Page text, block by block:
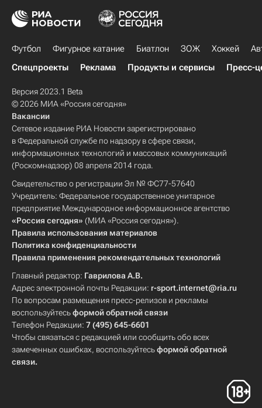
Футбол Фигурное катание Биатлон ЗОЖ Хоккей
Спецпроекты
Реклама Продукты и сервисы Пресс-
Версия 2023.1 Beta
© 2026 МИА «Россия сегодня»
Вакансии
Сетевое издание РИА Новости зарегистрировано
в Федеральной службе по надзору в сфере связи,
информационных технологий и массовых коммуникаций
(Роскомнадзор) 08 апреля 2014 года.
Свидетельство о регистрации Эл № ФС77-57640
Учредитель: Федеральное государственное унитарное
предприятие Международное информационное агентство
«Россия сегодня» (МИА «Россия сегодня»).
Правила использования материалов
Политика конфиденциальности
Правила применения рекомендательных технологий
Главный редактор: Гаврилова А.В.
Адрес электронной почты Редакции: r-sport.internet@ria.ru
По вопросам размещения пресс-релизов и рекламы
воспользуйтесьформой обратной связи
Телефон Редакции: 7 (495) 645-6601
Чтобы связаться с редакцией или сообщить обо всех
замеченных ошибках, воспользуйтесьформой обратной
связи.